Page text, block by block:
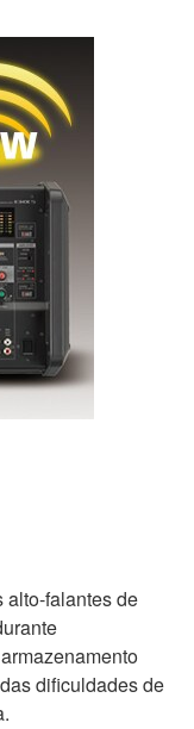
alto-falantes de
dificuldades de